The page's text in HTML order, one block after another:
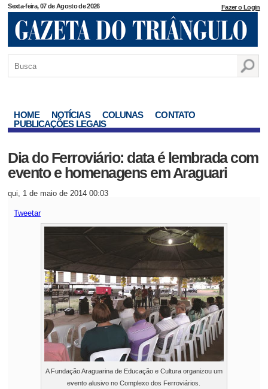
Sexta-feira, 07 de Agosto de 2026 Fazer o Login
HOME NOTÍCIAS COLUNAS
CONTATO
PUBLICAÇÕES LEGAIS
Dia do Ferroviário: data é lembrada com
evento e homenagens em Araguari
qui, 1 de maio de 2014 00:03
Tweetar
A Fundação Araguarina de Educação e Cultura organizou um
evento alusivo no Complexo dos Ferroviários.